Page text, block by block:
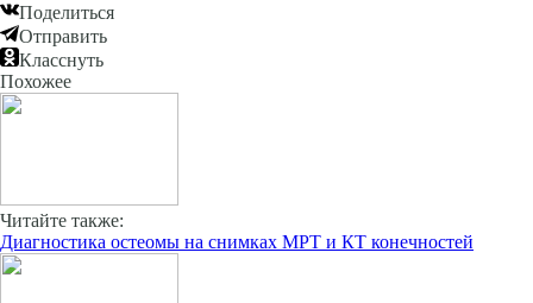
Поделиться
Отправить
Класснуть
Похожее
Читайте также:
Диагностика остеомы на снимках МРТ и КТ конечностей